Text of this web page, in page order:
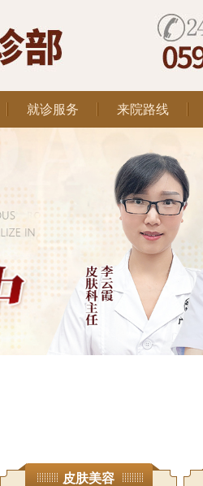
就诊服务 来院路线
皮肤美容